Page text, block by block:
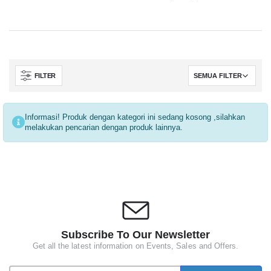
FILTER
Informasi! Produk dengan kategori ini sedang kosong ,silahkan
melakukan pencarian dengan produk lainnya.
Subscribe To Our Newsletter
Get all the latest information on Events, Sales and Offers.